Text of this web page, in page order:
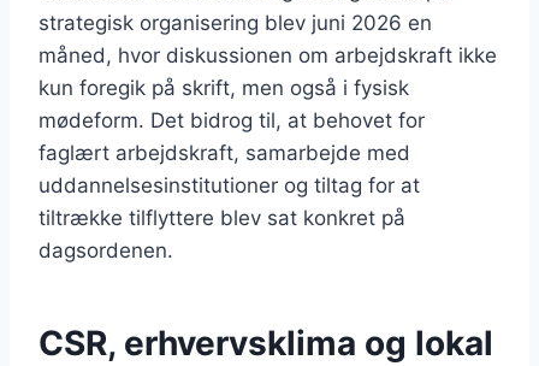
strategisk organisering blev juni 2026 en
måned, hvor diskussionen om arbejdskraft ikke
kun foregik på skrift, men også i fysisk
mødeform. Det bidrog til, at behovet for
faglært arbejdskraft, samarbejde med
uddannelsesinstitutioner og tiltag for at
tiltrække tilflyttere blev sat konkret på
dagsordenen.
CSR, erhvervsklima og lokal